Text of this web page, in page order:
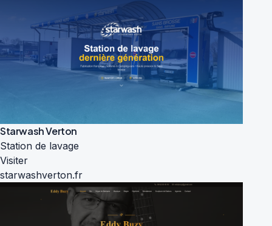
Starwash Verton
Station de lavage
Visiter
starwashverton.fr